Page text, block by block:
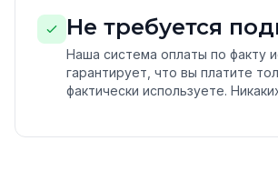
Не требуется
Наша система оплаты по факту
гарантирует, что вы платите
фактически используете.